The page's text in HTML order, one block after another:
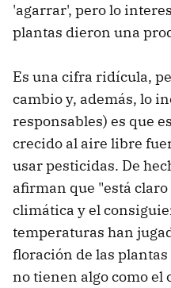
'agarrar', pero lo
plantas dieron una
Es una cifra ridícula,
cambio y, además, lo
responsables) es que
crecido al aire libre
usar pesticidas. De
afirman que "está
climática y el
temperaturas han
floración de las
no tienen algo como el